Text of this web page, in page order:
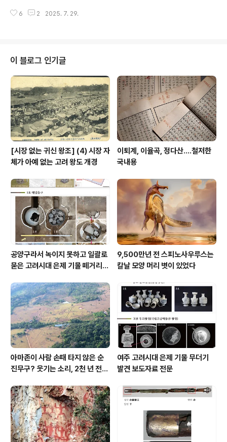
파벳 문자 기원에 대한 우리의 이해에 혁명을 일으킬 수 있
히로유키Hiroyuki Miyagi는 오키나와 한 오래된 성 터에
에서 로마 제국 동전이 발견됐다는 게 믿기지 않았다"고 말
했다. "관광객들이 떨어뜨린 모조품이라고 생각했습니다."
우연히 발견된 유물2013년부터 우루마시 교육위원회 Ur
uma city’s local Board of Education 소속 고고학 팀
은 일본 최남단 오키나와현에 위치한 유네스코 세계문화유
산인..
6 2 2025. 7. 29.
이 블로그 인기글
[시장 없는 귀신 왕조] (4) 시장 자
체가 아예 없는 고려 왕도 개경
이퇴계, 이율곡, 정다산....철저한
국내용
공양구라서 녹이지 못하고 일괄로
묻은 고려시대 은제 기물 떼거리로
9,500만년 전 스피노사우루스는
칼날 모양 머리 볏이 있었다
아마존이 사람 손때 타지 않은 순
진무구? 웃기는 소리, 2천 년 전에
여주 고려시대 은제 기물 무더기
발견 보도자료 전문